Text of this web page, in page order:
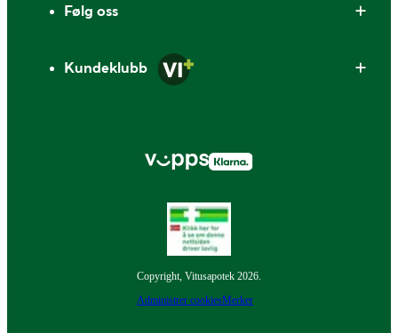
Følg oss
Kundeklubb
Copyright, Vitusapotek 2026.
Administrer cookiesMerker